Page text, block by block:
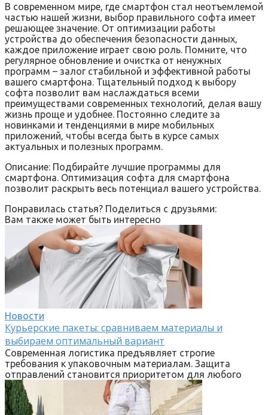
В современном мире‚ где смартфон стал неотъемлемой
частью нашей жизни‚ выбор правильного софта имеет
решающее значение. От оптимизации работы
устройства до обеспечения безопасности данных‚
каждое приложение играет свою роль. Помните‚ что
регулярное обновление и очистка от ненужных
программ – залог стабильной и эффективной работы
вашего смартфона. Тщательный подход к выбору
софта позволит вам наслаждаться всеми
преимуществами современных технологий‚ делая вашу
жизнь проще и удобнее. Постоянно следите за
новинками и тенденциями в мире мобильных
приложений‚ чтобы всегда быть в курсе самых
актуальных и полезных программ.
Описание: Подбирайте лучшие программы для
смартфона. Оптимизация софта для смартфона
позволит раскрыть весь потенциал вашего устройства.
Понравилась статья? Поделиться с друзьями:
Вам также может быть интересно
Новости
Курьерские пакеты: сравниваем материалы и
выбираем оптимальный вариант
Современная логистика предъявляет строгие
требования к упаковочным материалам. Защита
отправлений становится приоритетом для любого